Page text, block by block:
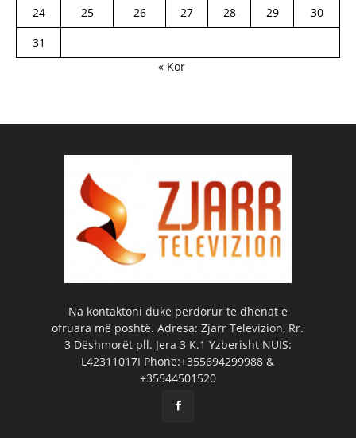
24
25 26 27 28 29
30
31
« Kor
Na kontaktoni duke përdorur të dhënat e
ofruara më poshtë. Adresa: Zjarr Televizion, Rr.
3 Dëshmorët pll. Jera 3 K.1 Yzberisht NUIS:
L42311017I Phone:+355694299988 &
+35544501520